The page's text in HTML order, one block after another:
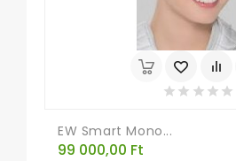
EW Smart Mono...
Ár
99 000,00 Ft